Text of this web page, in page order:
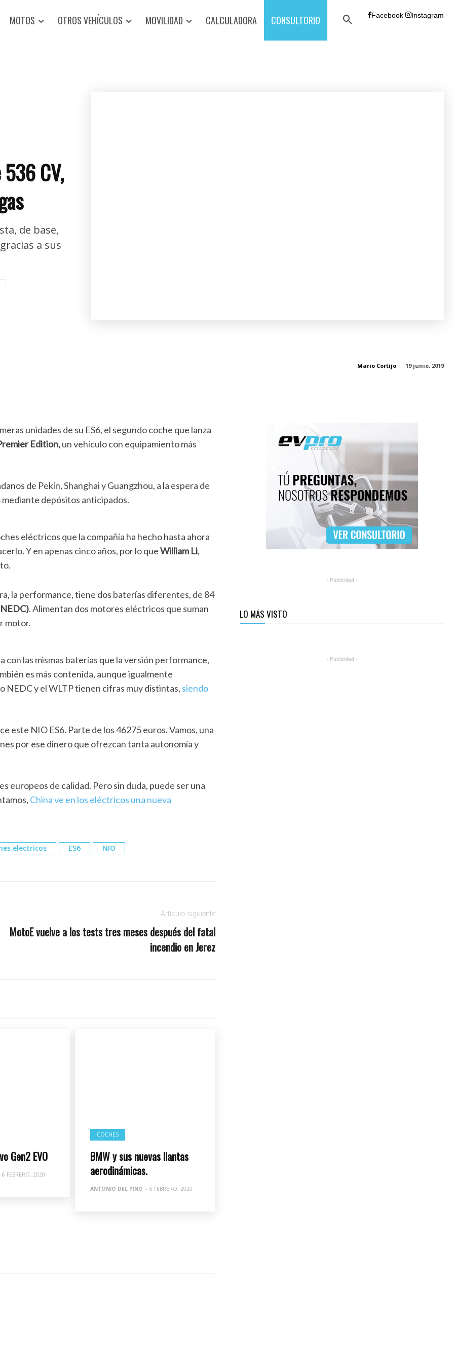
Facebook Instagram
MOTOS OTROS VEHÍCULOS MOVILIDAD CALCULADORA CONSULTORIO
CV,
de base,
a sus
19 junio, 2019
Mario Cortijo
unidades de su ES6, el segundo coche que lanza
Edition,un vehículo con equipamiento más
de Pekín, Shanghai y Guangzhou, a la espera de
mediante depósitos anticipados.
eléctricos que la compañía ha hecho hasta ahora
Y en apenas cinco años, por lo queWilliam Li,
la performance, tiene dos baterías diferentes, de 84
. Alimentan dos motores eléctricos que suman
motor.
las mismas baterías que la versión performance,
es más contenida, aunque igualmente
NEDC y el WLTP tienen cifras muy distintas, siendo
este NIO ES6. Parte de los 46275 euros. Vamos, una
por ese dinero que ofrezcan tanta autonomía y
europeos de calidad. Pero sin duda, puede ser una
China ve en los eléctricos una nueva
electricos ES6 NIO
Artículo siguiente
MotoE vuelve a los tests tres meses después del fatal
incendio en Jerez
Gen2 EVO
6 FEBRERO, 2020
COCHES
BMW y sus nuevas llantas
aerodinámicas.
ANTONIO DEL PINO - 6 FEBRERO, 2020
- Publicidad -
LO MÁS VISTO
- Publicidad -